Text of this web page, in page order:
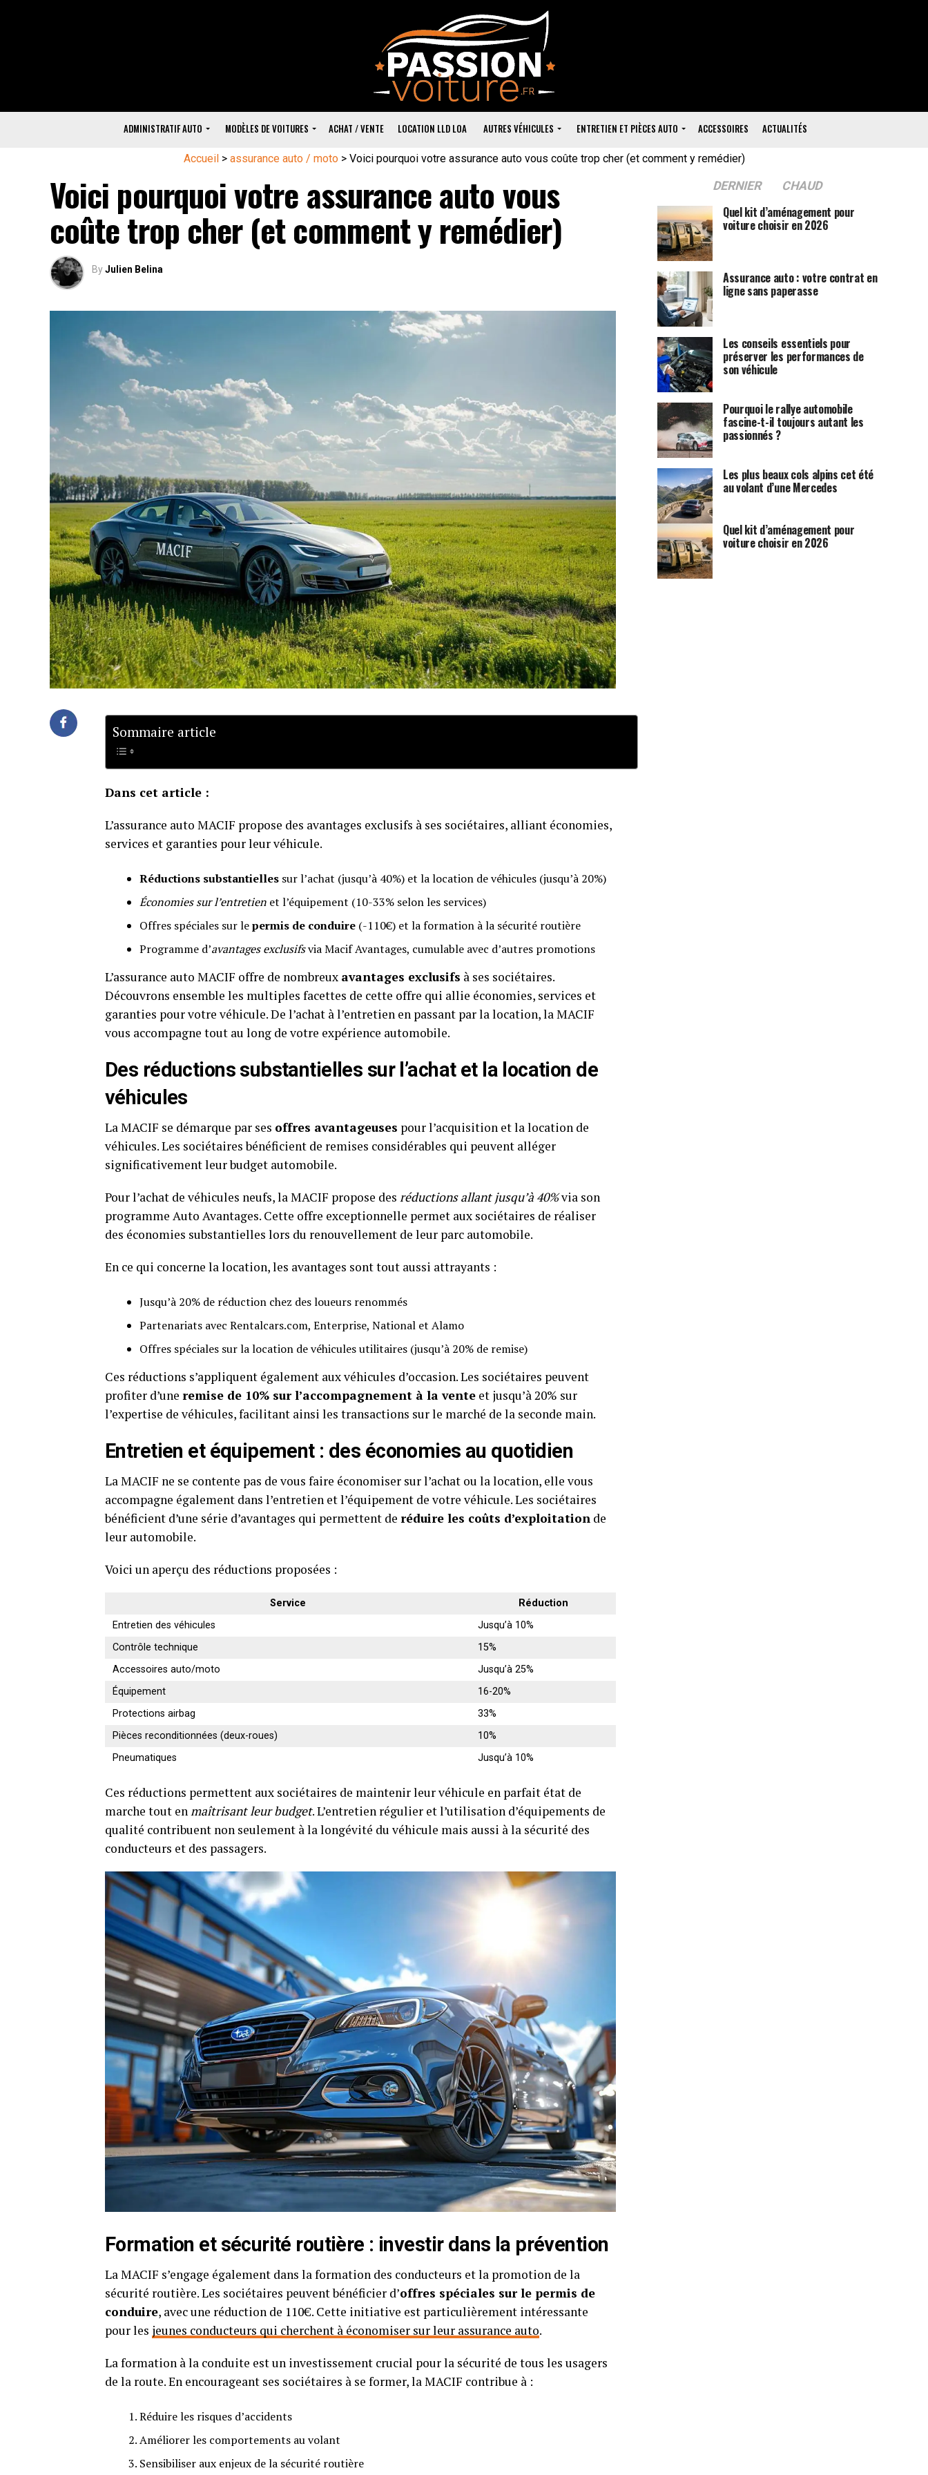
ADMINISTRATIF AUTO MODÈLES DE VOITURES ACHAT / VENTE LOCATION LLD LOA AUTRES VÉHICULES ENTRETIEN ET PIÈCES AUTO ACCESSOIRES ACTUALITÉS
Accueil> assurance auto / moto> Voici pourquoi votre assurance auto vous coûte trop cher (et comment y remédier)
Voici pourquoi votre assurance auto vous
coûte trop cher (et comment y remédier)
ByJulien Belina
Sommaire article
Dans cet article :
L’assurance auto MACIF propose des avantages exclusifs à ses sociétaires, alliant économies,
services et garanties pour leur véhicule.
Réductions substantielles sur l’achat (jusqu’à 40%) et la location de véhicules (jusqu’à 20%)
Économies sur l’entretien et l’équipement (10-33% selon les services)
Offres spéciales sur lepermis de conduire (-110€) et la formation à la sécurité routière
Programme d’avantages exclusifsvia Macif Avantages, cumulable avec d’autres promotions
L’assurance auto MACIF offre de nombreux avantages exclusifs à ses sociétaires.
Découvrons ensemble les multiples facettes de cette offre qui allie économies, services et
garanties pour votre véhicule. De l’achat à l’entretien en passant par la location, la MACIF
vous accompagne tout au long de votre expérience automobile.
Des réductions substantielles sur l’achat et la location de
véhicules
La MACIF se démarque par ses offres avantageuses pour l’acquisition et la location de
véhicules. Les sociétaires bénéficient de remises considérables qui peuvent alléger
significativement leur budget automobile.
Pour l’achat de véhicules neufs, la MACIF propose des réductions allant jusqu’à 40%via son
programme Auto Avantages. Cette offre exceptionnelle permet aux sociétaires de réaliser
des économies substantielles lors du renouvellement de leur parc automobile.
En ce qui concerne la location, les avantages sont tout aussi attrayants :
Jusqu’à 20% de réduction chez des loueurs renommés
Partenariats avec Rentalcars.com, Enterprise, National et Alamo
Offres spéciales sur la location de véhicules utilitaires (jusqu’à 20% de remise)
Ces réductions s’appliquent également aux véhicules d’occasion. Les sociétaires peuvent
profiter d’une remise de 10% sur l’accompagnement à la vente et jusqu’à 20% sur
l’expertise de véhicules, facilitant ainsi les transactions sur le marché de la seconde main.
Entretien et équipement : des économies au quotidien
La MACIF ne se contente pas de vous faire économiser sur l’achat ou la location, elle vous
accompagne également dans l’entretien et l’équipement de votre véhicule. Les sociétaires
bénéficient d’une série d’avantages qui permettent de réduire les coûts d’exploitation de
leur automobile.
Voici un aperçu des réductions proposées :
Service
Réduction
Entretien des véhicules
Jusqu’à 10%
Contrôle technique
15%
Accessoires auto/moto
Jusqu’à 25%
Équipement
16-20%
Protections airbag
33%
Pièces reconditionnées (deux-roues)
10%
Pneumatiques
Jusqu’à 10%
Ces réductions permettent aux sociétaires de maintenir leur véhicule en parfait état de
marche tout enmaîtrisant leur budget. L’entretien régulier et l’utilisation d’équipements de
qualité contribuent non seulement à la longévité du véhicule mais aussi à la sécurité des
conducteurs et des passagers.
Formation et sécurité routière : investir dans la prévention
La MACIF s’engage également dans la formation des conducteurs et la promotion de la
sécurité routière. Les sociétaires peuvent bénéficier d’offres spéciales sur le permis de
conduire, avec une réduction de 110€. Cette initiative est particulièrement intéressante
pour les jeunes conducteurs qui cherchent à économiser sur leur assurance auto.
La formation à la conduite est un investissement crucial pour la sécurité de tous les usagers
de la route. En encourageant ses sociétaires à se former, la MACIF contribue à :
Réduire les risques d’accidents
Améliorer les comportements au volant
Sensibiliser aux enjeux de la sécurité routière
DERNIER CHAUD
Quel kit d’aménagement pour
voiture choisir en 2026
Assurance auto : votre contrat en
ligne sans paperasse
Les conseils essentiels pour
préserver les performances de
son véhicule
Pourquoi le rallye automobile
fascine-t-il toujours autant les
passionnés ?
Les plus beaux cols alpins cet été
au volant d’une Mercedes
Quel kit d’aménagement pour
voiture choisir en 2026